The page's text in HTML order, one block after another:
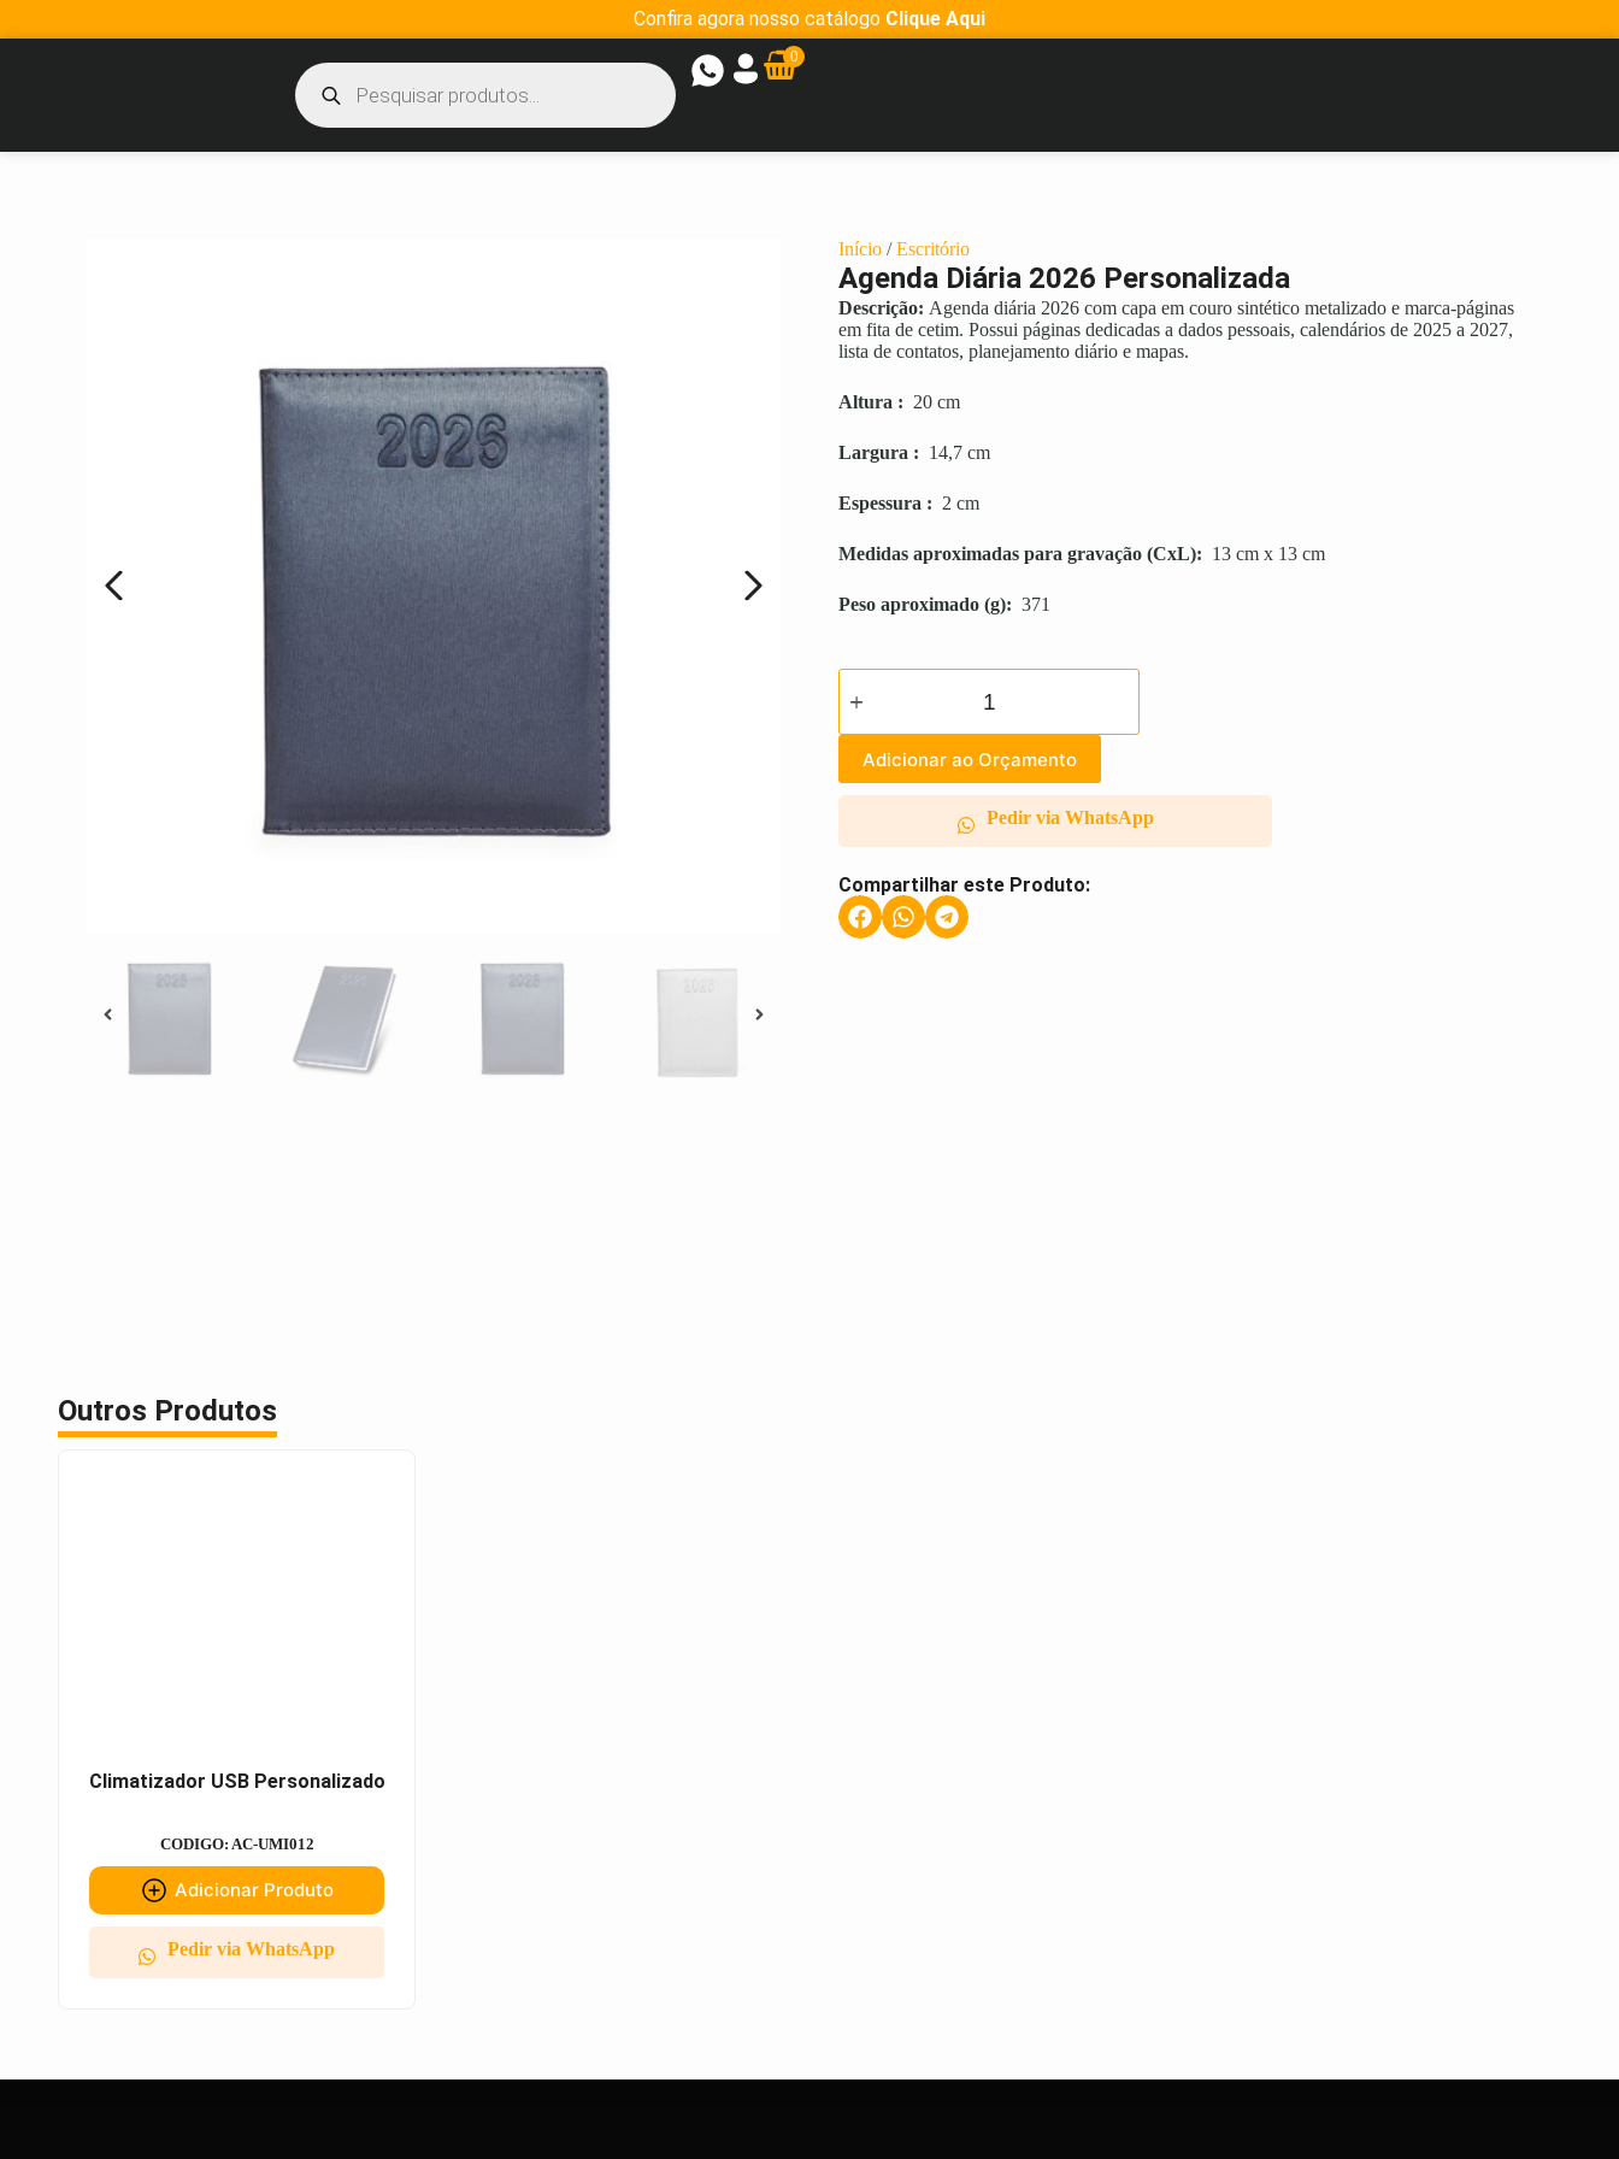
Confira agora nosso catálogo Clique Aqui
0
Início /Escritório
Agenda Diária 2026 Personalizada
Descrição: Agenda diária 2026 com capa em couro sintético metalizado e marca-páginas
em fita de cetim. Possui páginas dedicadas a dados pessoais, calendários de 2025 a 2027,
lista de contatos, planejamento diário e mapas.
Altura : 20 cm
Largura : 14,7 cm
Espessura : 2 cm
Medidas aproximadas para gravação (CxL): 13 cm x 13 cm
Peso aproximado (g): 371
Adicionar ao Orçamento
Pedir via WhatsApp
Compartilhar este Produto:
Outros Produtos
Climatizador USB Personalizado
CODIGO: AC-UMI012
Adicionar Produto
Pedir via WhatsApp